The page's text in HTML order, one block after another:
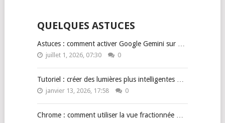
QUELQUES ASTUCES
Astuces : comment activer Google Gemini sur …
juillet 1, 2026, 07:30 0
Tutoriel : créer des lumières plus intelligentes …
janvier 13, 2026, 17:58 0
Chrome : comment utiliser la vue fractionnée …